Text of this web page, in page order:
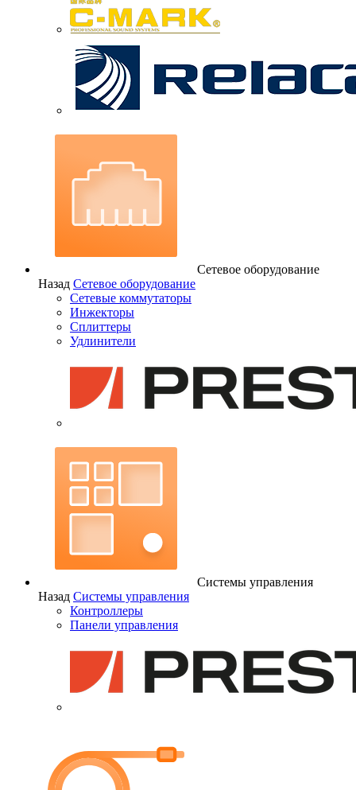
Сетевое оборудование
Назад Сетевое оборудование
Сетевые коммутаторы
Инжекторы
Сплиттеры
Удлинители
Системы управления
Назад Системы управления
Контроллеры
Панели управления